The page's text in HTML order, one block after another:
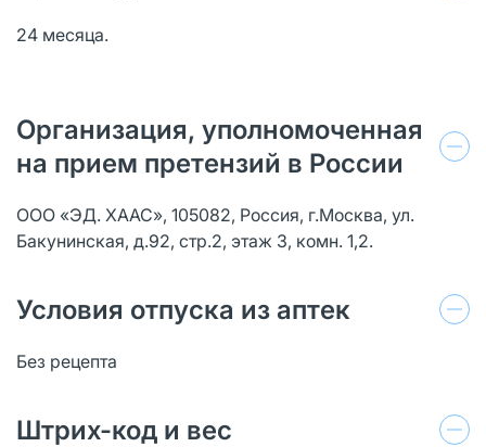
24 месяца.
Организация, уполномоченная
на прием претензий в России
ООО «ЭД. ХААС», 105082, Россия, г.Москва, ул.
Бакунинская, д.92, стр.2, этаж 3, комн. 1,2.
Условия отпуска из аптек
Без рецепта
Штрих-код и вес